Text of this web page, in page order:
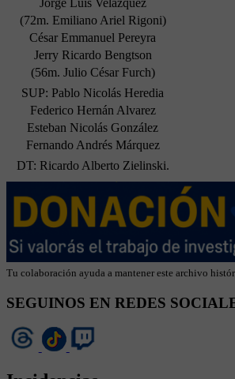
Jorge Luis Velazquez
(72m. Emiliano Ariel Rigoni)
César Emmanuel Pereyra
Jerry Ricardo Bengtson
(56m. Julio César Furch)
SUP: Pablo Nicolás Heredia
Federico Hernán Alvarez
Esteban Nicolás González
Fernando Andrés Márquez
DT: Ricardo Alberto Zielinski.
Tu colaboración ayuda a mantener este archivo
SEGUINOS EN REDES